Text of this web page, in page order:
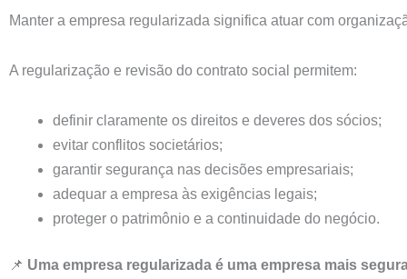
Manter a empresa regularizada significa atuar com
A regularização e revisão do contrato social permitem:
definir claramente os direitos e deveres dos sócios;
evitar conflitos societários;
garantir segurança nas decisões empresariais;
adequar a empresa às exigências legais;
proteger o patrimônio e a continuidade do negócio.
📌 Uma empresa regularizada é uma empresa mais